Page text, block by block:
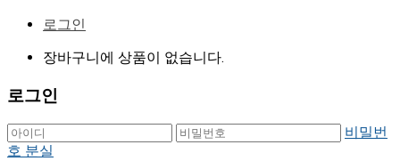
로그인
장바구니에 상품이 없습니다.
로그인
비밀번
호 분실